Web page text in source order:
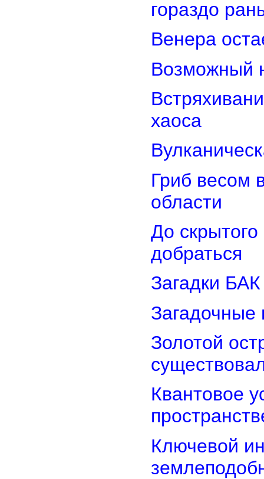
гораздо
Венера
Возможный
хаоса
Гриб весом
области
До
добраться
Загадки
Загадочные
Золотой
Квантовое
Ключевой